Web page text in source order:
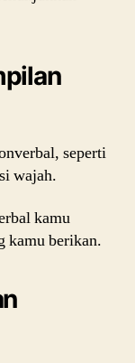
seperti
wajah.
kamu
kamu berikan.